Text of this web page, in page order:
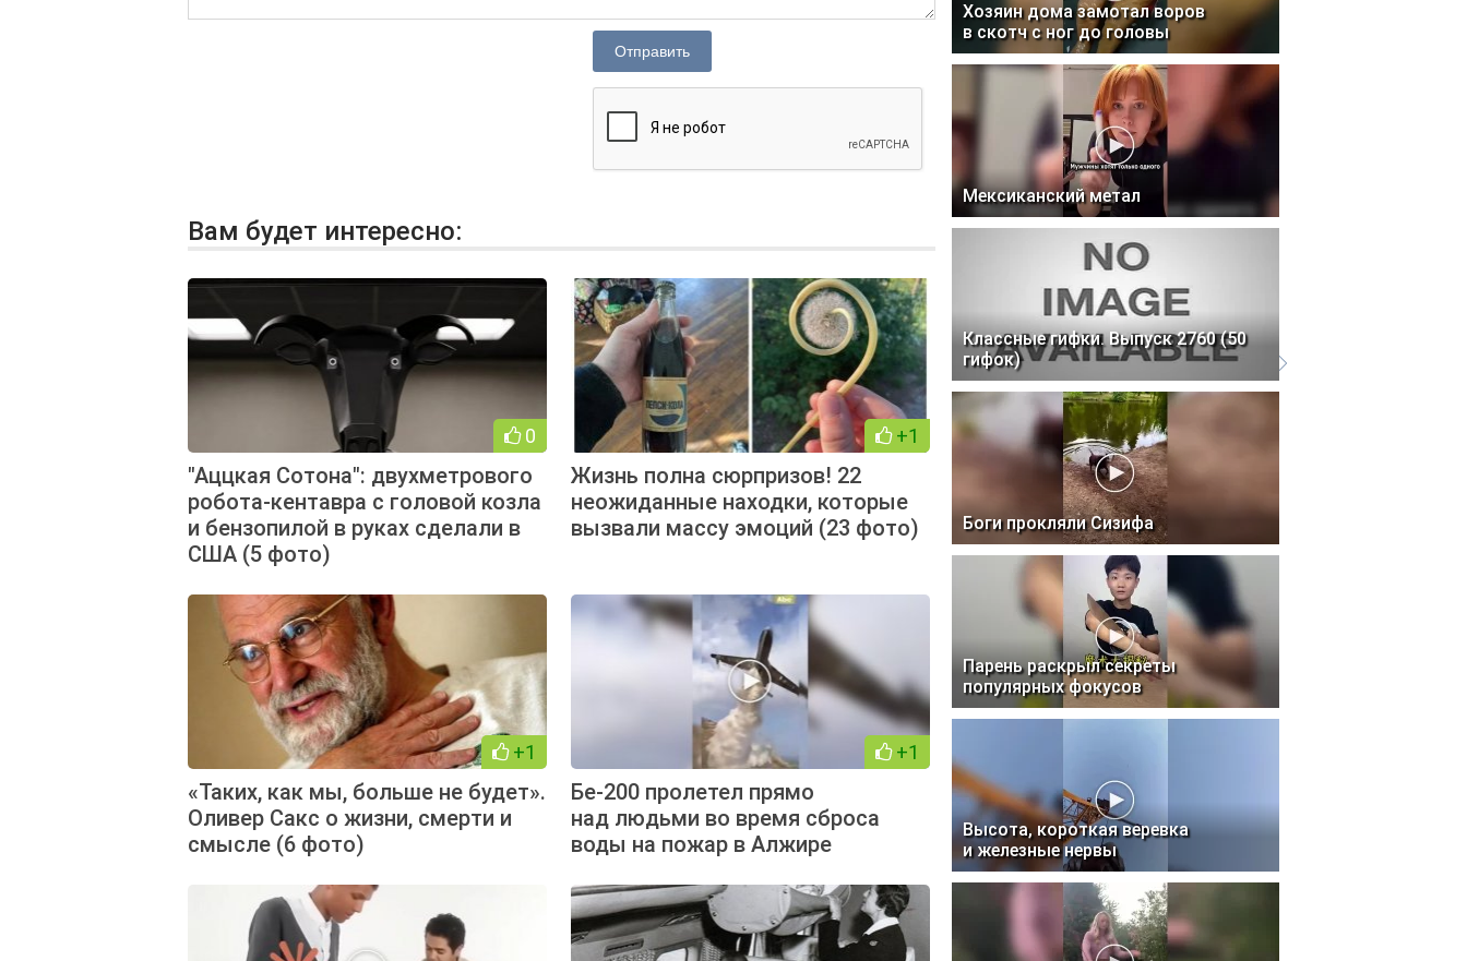
Отправить
Вам будет интересно:
0
"Аццкая Сотона": двухметрового
робота-кентавра с головой козла
и бензопилой в руках сделали в
США (5 фото)
+1
Жизнь полна сюрпризов! 22
неожиданные находки, которые
вызвали массу эмоций (23 фото)
+1
«Таких, как мы, больше не будет».
Оливер Сакс о жизни, смерти и
смысле (6 фото)
+1
Бе-200 пролетел прямо
над людьми во время сброса
воды на пожар в Алжире
Хозяин дома замотал воров
в скотч с ног до головы
Мексиканский метал
Классные гифки. Выпуск 2760 (50
гифок)
Боги прокляли Сизифа
Парень раскрыл секреты
популярных фокусов
Высота, короткая веревка
и железные нервы